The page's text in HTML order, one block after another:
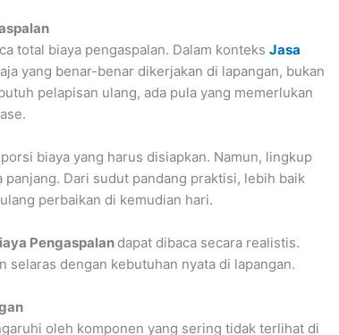
total biaya pengaspalan. Dalam konteks Jasa
yang benar-benar dikerjakan di lapangan, bukan
pelapisan ulang, ada pula yang memerlukan
biaya yang harus disiapkan. Namun, lingkup
Dari sudut pandang praktisi, lebih baik
perbaikan di kemudian hari.
Pengaspalan dapat dibaca secara realistis.
selaras dengan kebutuhan nyata di lapangan.
oleh komponen yang sering tidak terlihat di